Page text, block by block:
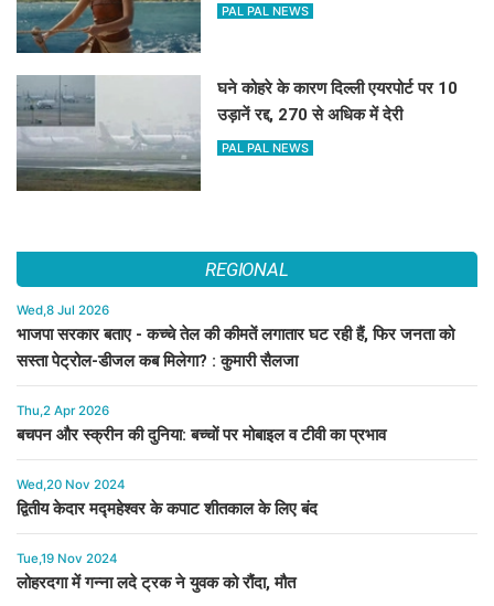
PAL PAL NEWS
घने कोहरे के कारण दिल्ली एयरपोर्ट पर 10
उड़ानें रद्द, 270 से अधिक में देरी
PAL PAL NEWS
REGIONAL
Wed,8 Jul 2026
भाजपा सरकार बताए - कच्चे तेल की कीमतें लगातार घट रही हैं, फिर जनता को
सस्ता पेट्रोल-डीजल कब मिलेगा? : कुमारी सैलजा
Thu,2 Apr 2026
बचपन और स्क्रीन की दुनिया: बच्चों पर मोबाइल व टीवी का प्रभाव
Wed,20 Nov 2024
द्वितीय केदार मद्महेश्वर के कपाट शीतकाल के लिए बंद
Tue,19 Nov 2024
लोहरदगा में गन्ना लदे ट्रक ने युवक को रौंदा, मौत